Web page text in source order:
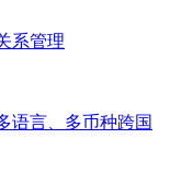
系管理
语言、多币种跨国